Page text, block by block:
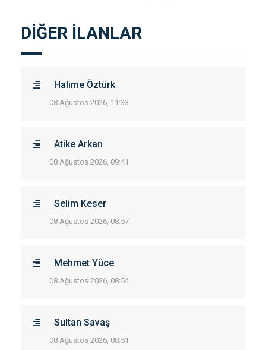
DİĞER İLANLAR
Halime Öztürk
08 Ağustos 2026, 11:33
Atike Arkan
08 Ağustos 2026, 09:41
Selim Keser
08 Ağustos 2026, 08:57
Mehmet Yüce
08 Ağustos 2026, 08:54
Sultan Savaş
08 Ağustos 2026, 08:51